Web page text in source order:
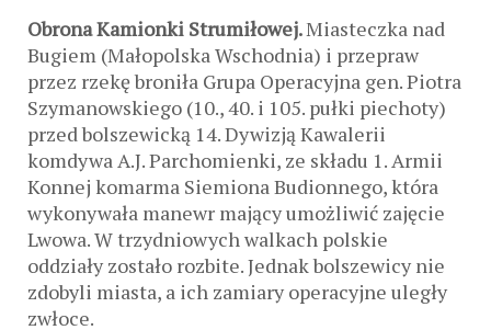
Obrona Kamionki Strumiłowej.Miasteczka nad
Bugiem (Małopolska Wschodnia) i przepraw
przez rzekę broniła Grupa Operacyjna gen. Piotra
Szymanowskiego (10., 40. i 105. pułki piechoty)
przed bolszewicką 14. Dywizją Kawalerii
komdywa A.J. Parchomienki, ze składu 1. Armii
Konnej komarma Siemiona Budionnego, która
wykonywała manewr mający umożliwić zajęcie
Lwowa. W trzydniowych walkach polskie
oddziały zostało rozbite. Jednak bolszewicy nie
zdobyli miasta, a ich zamiary operacyjne uległy
zwłoce.